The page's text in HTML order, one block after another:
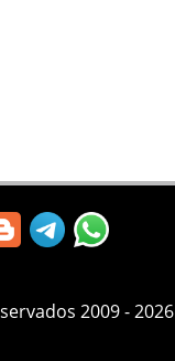
2009 - 2026